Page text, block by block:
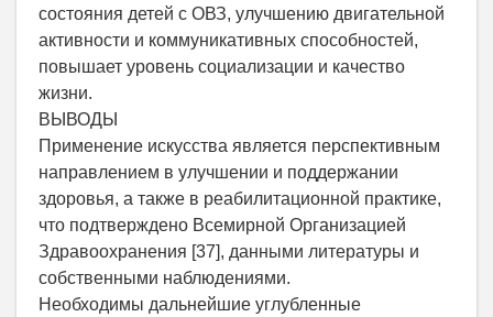
состояния детей с ОВЗ, улучшению двигательной
активности и коммуникативных способностей,
повышает уровень социализации и качество
жизни.
ВЫВОДЫ
Применение искусства является перспективным
направлением в улучшении и поддержании
здоровья, а также в реабилитационной практике,
что подтверждено Всемирной Организацией
Здравоохранения [37], данными литературы и
собственными наблюдениями.
Необходимы дальнейшие углубленные